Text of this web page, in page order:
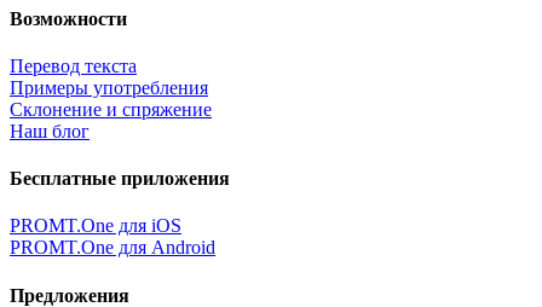
Возможности
Перевод текста
Примеры употребления
Склонение и спряжение
Наш блог
Бесплатные приложения
PROMT.One для iOS
PROMT.One для Android
Предложения